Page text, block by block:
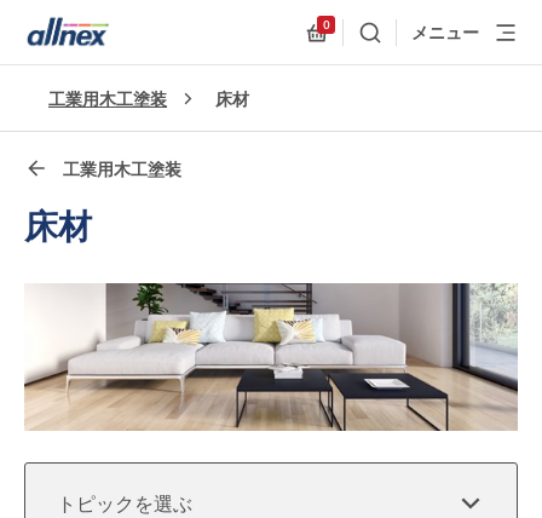
0
検索 メニュー
工業用木工塗装 床材
工業用木工塗装
床材
トピックを選ぶ
クイックリンク